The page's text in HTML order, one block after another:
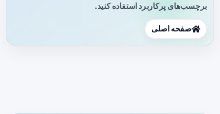
برچسب‌های پرکاربرد استفاده کنید.
صفحه اصلی